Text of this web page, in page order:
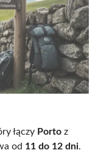
łączy Porto z
od 11 do 12 dni.